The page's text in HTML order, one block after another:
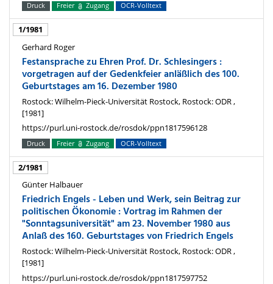
Druck Freier Zugang OCR-Volltext
1/1981
Gerhard Roger
Festansprache zu Ehren Prof. Dr. Schlesingers :
vorgetragen auf der Gedenkfeier anläßlich des 100.
Geburtstages am 16. Dezember 1980
Rostock: Wilhelm-Pieck-Universität Rostock, Rostock: ODR ,
[1981]
https://purl.uni-rostock.de/rosdok/ppn1817596128
Druck Freier Zugang OCR-Volltext
2/1981
Günter Halbauer
Friedrich Engels - Leben und Werk, sein Beitrag zur
politischen Ökonomie : Vortrag im Rahmen der
"Sonntagsuniversität" am 23. November 1980 aus
Anlaß des 160. Geburtstages von Friedrich Engels
Rostock: Wilhelm-Pieck-Universität Rostock, Rostock: ODR ,
[1981]
https://purl.uni-rostock.de/rosdok/ppn1817597752